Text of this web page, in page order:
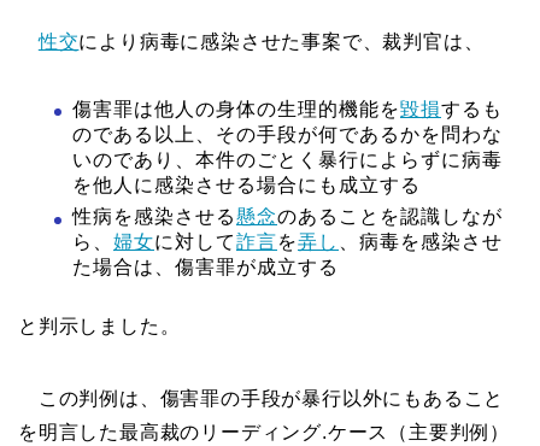
性交により病毒に感染させた事案で、裁判官は、
傷害罪は他人の身体の生理的機能を毀損するも
のである以上、その手段が何であるかを問わな
いのであり、本件のごとく暴行によらずに病毒
を他人に感染させる場合にも成立する
性病を感染させる懸念のあることを認識しなが
ら、 婦女に対して詐言を弄し
、病毒を感染させ
た場合は、傷害罪が成立する
と判示しました。
この判例は、傷害罪の手段が暴行以外にもあること
を明言した最高裁のリーディング.ケース（主要判例）